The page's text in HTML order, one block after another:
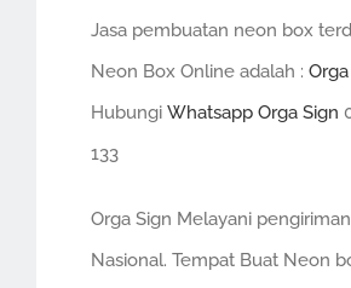
Jasa pembuatan neon box
Neon Box Online adalah :
Hubungi Whatsapp Orga Sign
133
Orga Sign Melayani
Nasional. Tempat Buat Neon